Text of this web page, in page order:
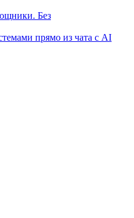
Без
прямо из чата с AI